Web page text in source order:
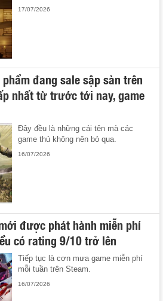
17/07/2026
đang sale sập sàn trên
nhất từ trước tới nay, game
Đây đều là những cái tên mà các
game thủ không nên bỏ qua.
16/07/2026
được phát hành miễn phí
có rating 9/10 trở lên
Tiếp tục là cơn mưa game miễn phí
mỗi tuần trên Steam.
16/07/2026